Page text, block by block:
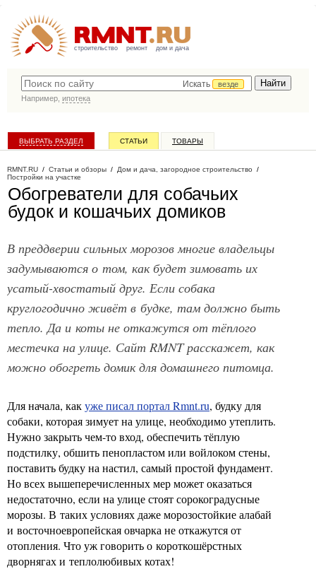
строительство ремонт дом и дача
Искать
везде
Например, ипотека
ВЫБРАТЬ РАЗДЕЛ СТАТЬИ ТОВАРЫ
RMNT.RU / Статьи и обзоры / Дом и дача, загородное строительство /
Постройки на участке
Обогреватели для собачьих
будок и кошачьих домиков
В преддверии сильных морозов многие владельцы
задумываются о том, как будет зимовать их
усатый-хвостатый друг. Если собака
круглогодично живёт в будке, там должно быть
тепло. Да и коты не откажутся от тёплого
местечка на улице. Сайт RMNT расскажет, как
можно обогреть домик для домашнего питомца.
Для начала, какуже писал портал Rmnt.ru, будку для
собаки, которая зимует на улице, необходимо утеплить.
Нужно закрыть чем-то вход, обеспечить тёплую
подстилку, обшить пенопластом или войлоком стены,
поставить будку на настил, самый простой фундамент.
Но всех вышеперечисленных мер может оказаться
недостаточно, если на улице стоят сорокоградусные
морозы. В таких условиях даже морозостойкие алабай
и восточноевропейская овчарка не откажутся от
отопления. Что уж говорить о короткошёрстных
дворнягах и теплолюбивых котах!